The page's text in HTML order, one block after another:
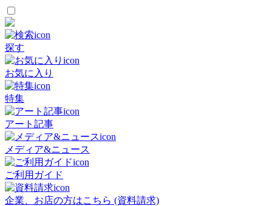
探す
お気に入り
特集
アート記事
メディア&ニュース
ご利用ガイド
企業、お店の方はこちら (資料請求)